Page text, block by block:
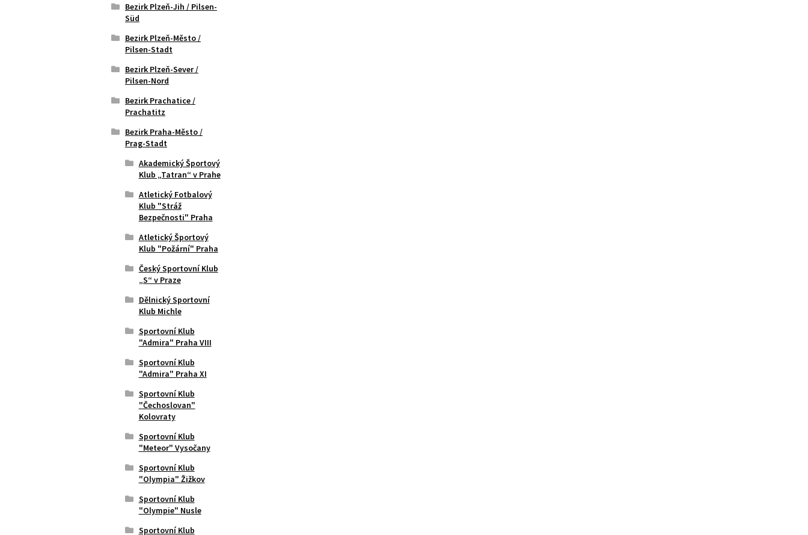
Bezirk Plzeň-Jih / Pilsen-
Süd
Bezirk Plzeň-Město /
Pilsen-Stadt
Bezirk Plzeň-Sever /
Pilsen-Nord
Bezirk Prachatice /
Prachatitz
Bezirk Praha-Město /
Prag-Stadt
Akademický Športový
Klub „Tatran“ v Prahe
Atletický Fotbalový
Klub "Stráž
Bezpečnosti" Praha
Atletický Športový
Klub "Požární" Praha
Český Sportovní Klub
„S“ v Praze
Dělnický Sportovní
Klub Michle
Sportovní Klub
"Admira" Praha VIII
Sportovní Klub
"Admira" Praha XI
Sportovní Klub
"Čechoslovan"
Kolovraty
Sportovní Klub
"Meteor" Vysočany
Sportovní Klub
"Olympia" Žižkov
Sportovní Klub
"Olympie" Nusle
Sportovní Klub